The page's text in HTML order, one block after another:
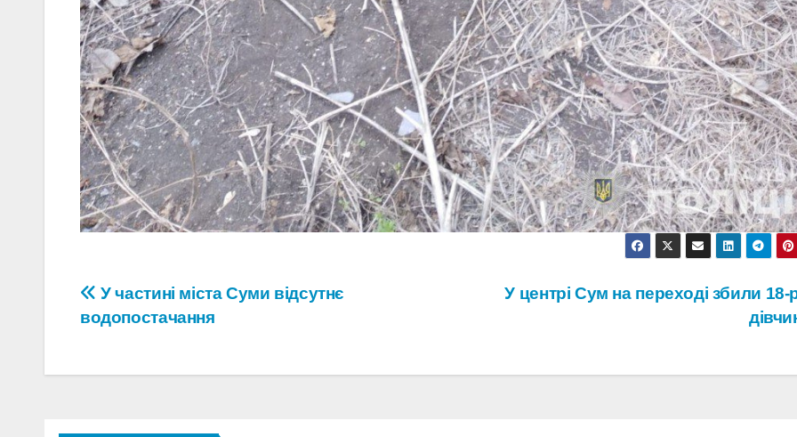
Навігація
записів
У центрі Сум на переході збили 18-
У частині міста Суми відсутнє
водопостачання